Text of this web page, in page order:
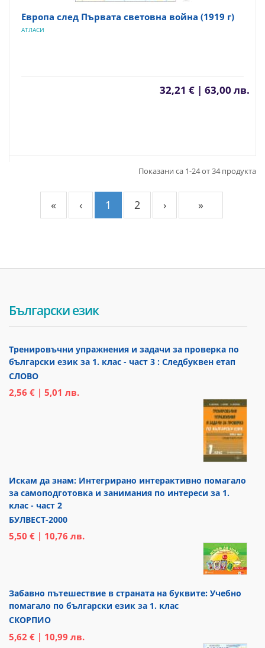
Европа след Първата световна война (1919 г)
АТЛАСИ
32,21 € | 63,00 лв.
Показани са 1-24 от 34 продукта
« ‹ 1 2 › »
Български език
Тренировъчни упражнения и задачи за проверка по
български език за 1. клас - част 3 : Следбуквен етап
СЛОВО
2,56 € | 5,01 лв.
Искам да знам: Интегрирано интерактивно помагало
за самоподготовка и занимания по интереси за 1.
клас - част 2
БУЛВЕСТ-2000
5,50 € | 10,76 лв.
Забавно пътешествие в страната на буквите: Учебно
помагало по български език за 1. клас
СКОРПИО
5,62 € | 10,99 лв.